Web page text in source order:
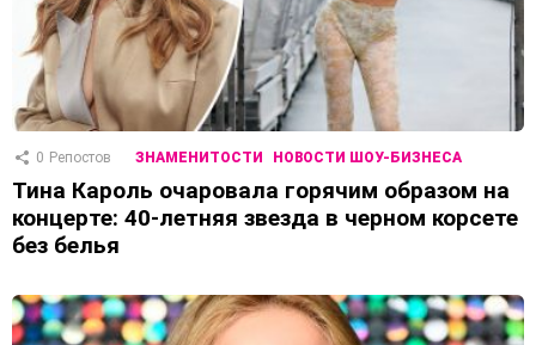
0 Репостов ЗНАМЕНИТОСТИ НОВОСТИ ШОУ-БИЗНЕСА
Тина Кароль очаровала горячим образом на
концерте: 40-летняя звезда в черном корсете
без белья